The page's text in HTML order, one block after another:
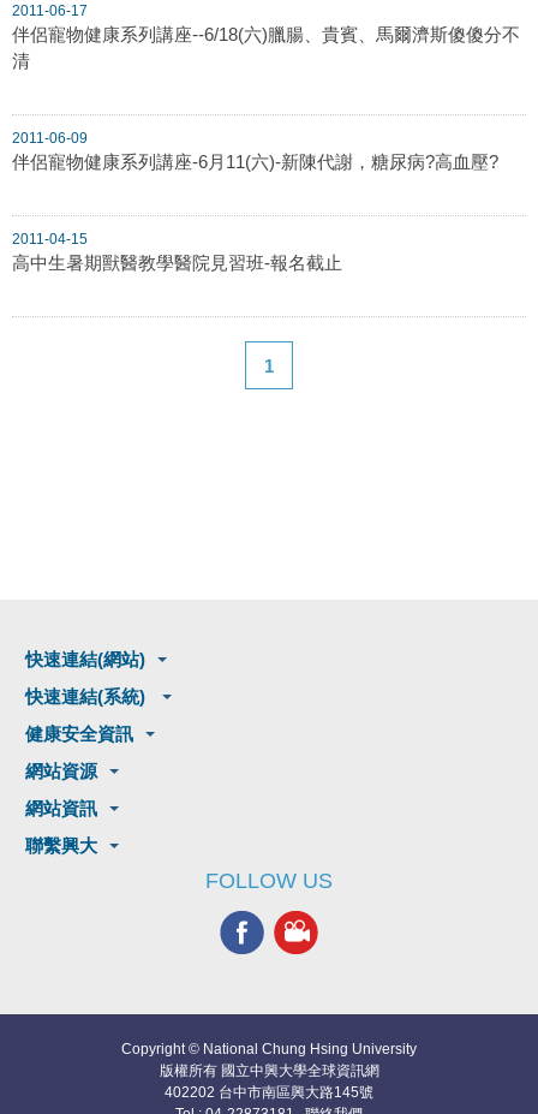
2011-06-17
伴侶寵物健康系列講座--6/18(六)臘腸、貴賓、馬爾濟斯傻傻分不
清
2011-06-09
伴侶寵物健康系列講座-6月11(六)-新陳代謝，糖尿病?高血壓?
2011-04-15
高中生暑期獸醫教學醫院見習班-報名截止
1
快速連結(網站)
快速連結(系統)
健康安全資訊
網站資源
網站資訊
聯繫興大
FOLLOW US
Copyright © National Chung Hsing University
版權所有 國立中興大學全球資訊網
402202 台中市南區興大路145號